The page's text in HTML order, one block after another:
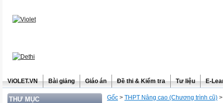
ViOLET.VN Bài giảng Giáo án Đề thi & Kiểm tra Tư liệu E-
THƯ MỤC Gốc > THPT Nâng cao (Chương trình cũ)